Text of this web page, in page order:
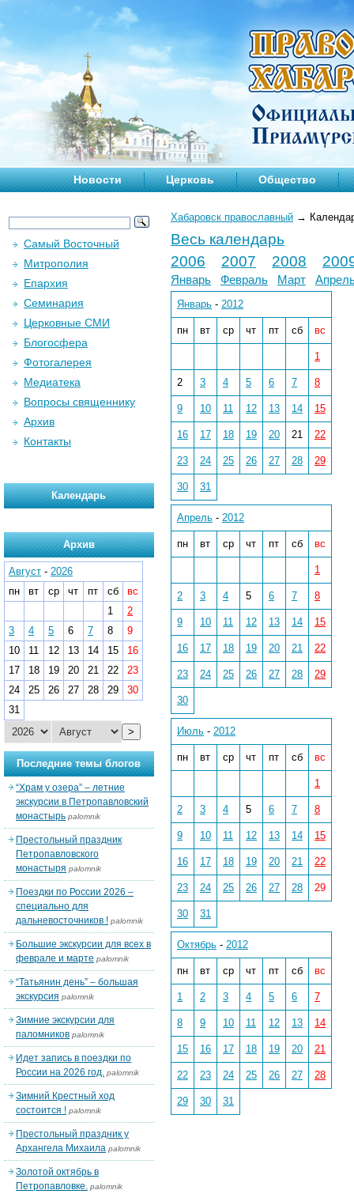
Новости Церковь Общество
Хабаровск православный →
Весь календарь
2006
2007 2008
Январь Февраль Март
Январь - 2012
пн вт ср чт пт сб вс
1
2 3 4 5 6 7 8
9 10 11 12 13 14 15
16 17 18 19 20 21 22
23 24 25 26 27 28 29
30 31
Апрель - 2012
пн вт ср чт пт сб вс
1
2 3 4 5 6 7 8
9 10 11 12 13 14 15
16 17 18 19 20 21 22
23 24 25 26 27 28 29
30
Июль - 2012
пн вт ср чт пт сб вс
1
2 3 4 5 6 7 8
9 10 11 12 13 14 15
16 17 18 19 20 21 22
23 24 25 26 27 28 29
30 31
Октябрь - 2012
пн вт ср чт пт сб вс
1 2 3 4 5 6 7
8 9 10 11 12 13 14
15 16 17 18 19 20 21
22 23 24 25 26 27 28
29 30 31
Самый Восточный
Митрополия
Епархия
Семинария
Церковные СМИ
Блогосфера
Фотогалерея
Медиатека
Вопросы священнику
Архив
Контакты
Календарь
Архив
Август - 2026
пн
вт ср чт пт сб
вс
1
2
3
4 5 6 7 8
9
10
11 12 13 14 15
16
17
18 19 20 21 22
23
24
25 26 27 28 29
30
31
>
Последние темы блогов
“Храм у озера” – летние
экскурсии в Петропавловский
монастырь palomnik
Престольный праздник
Петропавловского
монастыря palomnik
Поездки по России 2026 –
специально для
дальневосточников ! palomnik
Большие экскурсии для всех в
феврале и марте palomnik
“Татьянин день” – большая
экскурсия palomnik
Зимние экскурсии для
паломников palomnik
Идет запись в поездки по
России на 2026 год. palomnik
Зимний Крестный ход
состоится ! palomnik
Престольный праздник у
Архангела Михаила palomnik
Золотой октябрь в
Петропавловке. palomnik